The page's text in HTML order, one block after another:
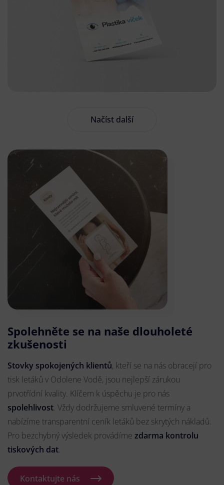
Načíst další
Spolehněte se na naše dlouholeté
zkušenosti
Stovky spokojených klientů, kteří se na nás obracejí pro
tisk letáků v Odolene Vodě, jsou nejlepší zárukou
prvotřídní kvality. Klíčem k úspěchu je pro nás
spolehlivost. Vždy dodržujeme smluvené termíny a
nabízíme transparentní ceník letáků bez skrytých nákladů.
Pro bezchybný výsledek provádíme zdarma kontrolu
tiskových dat.
Kontaktujte nás